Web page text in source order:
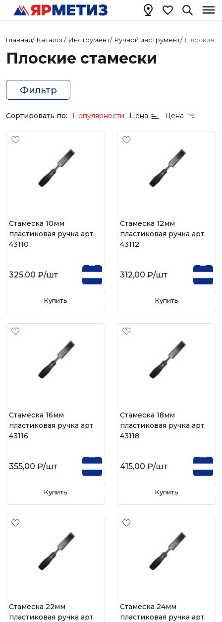
Главная/ Каталог/ Инструмент/ Ручной инструмент/ Плоские
Плоские стамески
Фильтр
Сортировать по: Популярности Цена Цена
Cтамеска 10мм
пластиковая ручка арт.
43110
325,00 ₽/шт
Купить
Cтамеска 12мм
пластиковая ручка арт.
43112
312,00 ₽/шт
Купить
Cтамеска 16мм
пластиковая ручка арт.
43116
355,00 ₽/шт
Купить
Cтамеска 18мм
пластиковая ручка арт.
43118
415,00 ₽/шт
Купить
Cтамеска 22мм
пластиковая ручка арт.
Cтамеска 24мм
пластиковая ручка арт.